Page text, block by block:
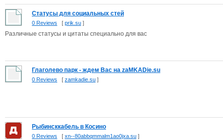
Статусы для социальных стей
0 Reviews [ prik.su ]
Различные статусы и цитаты специально для вас
Глаголево парк - ждем Вас на zaMKADie.su
0 Reviews [ zamkadie.su ]
Рыбинсккабель в Косино
0 Reviews [ xn--80abbqmmalm1ao0jxa.su ]